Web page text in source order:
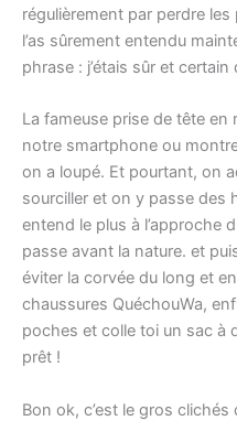
régulièrement par perdre
l’as sûrement entendu
phrase : j’étais sûr et
La fameuse prise de tête
notre smartphone ou
on a loupé. Et pourtant, on
sourciller et on y passe des
entend le plus à l’approche
passe avant la nature. et
éviter la corvée du long et
chaussures QuéchouWa,
poches et colle toi un sac à
prêt !
Bon ok, c’est le gros